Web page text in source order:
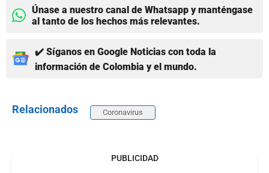
Únase a nuestro canal de Whatsapp y manténgase
al tanto de los hechos más relevantes.
✔️ Síganos en Google Noticias con toda la
información de Colombia y el mundo.
Relacionados Coronavirus
PUBLICIDAD